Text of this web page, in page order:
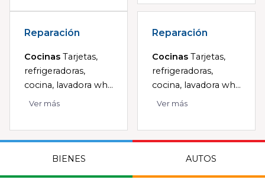
Reparación
Cocinas Tarjetas,
refrigeradoras,
cocina, lavadora wh...
Ver más
Reparación
Cocinas Tarjetas,
refrigeradoras,
cocina, lavadora wh...
Ver más
BIENES AUTOS